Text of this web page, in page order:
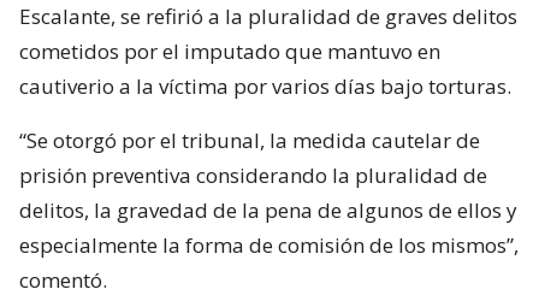
Escalante, se refirió a la pluralidad de graves delitos
cometidos por el imputado que mantuvo en
cautiverio a la víctima por varios días bajo torturas.
“Se otorgó por el tribunal, la medida cautelar de
prisión preventiva considerando la pluralidad de
delitos, la gravedad de la pena de algunos de ellos y
especialmente la forma de comisión de los mismos”,
comentó.